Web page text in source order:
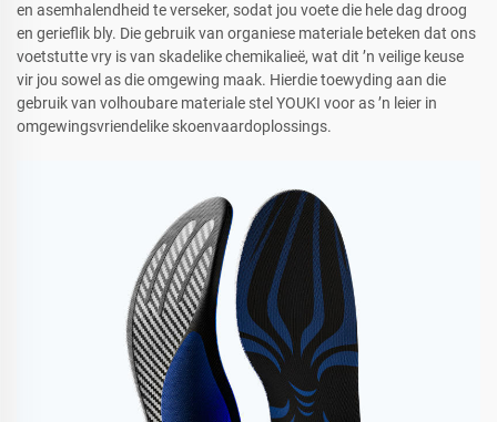
en asemhalendheid te verseker, sodat jou voete die hele dag droog
en gerieflik bly. Die gebruik van organiese materiale beteken dat ons
voetstutte vry is van skadelike chemikalieë, wat dit ’n veilige keuse
vir jou sowel as die omgewing maak. Hierdie toewyding aan die
gebruik van volhoubare materiale stel YOUKI voor as ’n leier in
omgewingsvriendelike skoenvaardoplossings.